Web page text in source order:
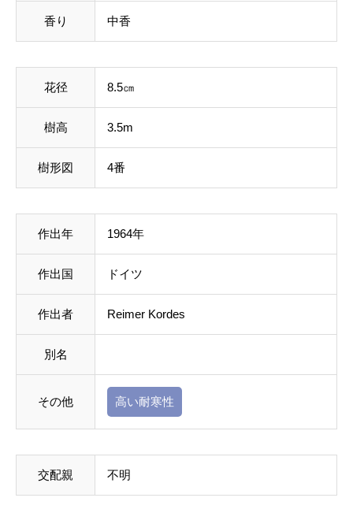
香り 中香
花径 8.5㎝
樹高 3.5m
樹形図 4番
作出年 1964年
作出国 ドイツ
作出者 Reimer Kordes
別名
その他 高い耐寒性
交配親 不明